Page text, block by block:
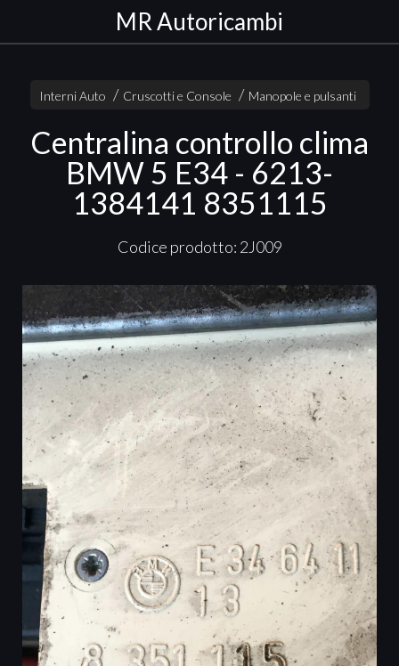
MR Autoricambi
Interni Auto Cruscotti e Console Manopole e pulsanti
Centralina controllo clima
BMW 5 E34 - 6213-
1384141 8351115
Codice prodotto: 2J009